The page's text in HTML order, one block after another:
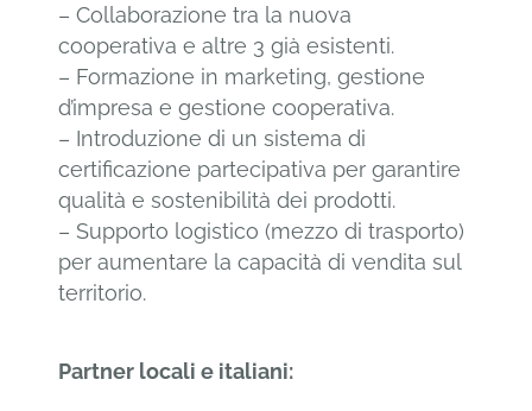
– Collaborazione tra la nuova
cooperativa e altre 3 già esistenti.
– Formazione in marketing, gestione
d’impresa e gestione cooperativa.
– Introduzione di un sistema di
certificazione partecipativa per garantire
qualità e sostenibilità dei prodotti.
– Supporto logistico (mezzo di trasporto)
per aumentare la capacità di vendita sul
territorio.
Partner locali e italiani: